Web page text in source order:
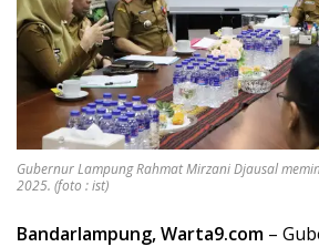
Gubernur Lampung Rahmat Mirzani Djausal
2025. (foto : ist)
Bandarlampung, Warta9.com –